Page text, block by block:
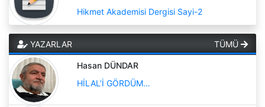
Hikmet Akademisi Dergisi Sayi-2
YAZARLAR TÜMÜ
Hasan DÜNDAR
HİLAL’İ GÖRDÜM…